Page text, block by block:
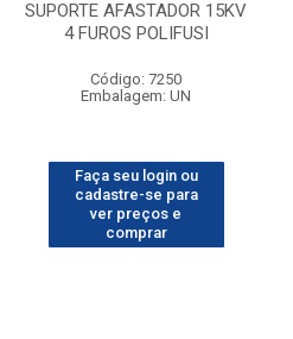
SUPORTE AFASTADOR 15KV
4 FUROS POLIFUSI
Código: 7250
Embalagem: UN
Faça seu login ou
cadastre-se para
ver preços e
comprar